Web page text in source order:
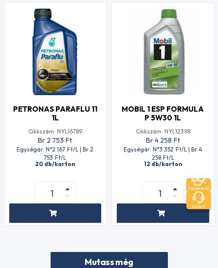
PETRONAS PARAFLU 11
1L
Cikkszám: NYL16789
Br 2 753 Ft
Egységár: N°2 167 Ft/L | Br 2
753 Ft/L
20 db/karton
MOBIL 1 ESP FORMULA
P 5W30 1L
Cikkszám: NYL12398
Br 4 258 Ft
Egységár: N°3 352 Ft/L | Br 4
258 Ft/L
12 db/karton
Mutass még
Olajkereső
Support